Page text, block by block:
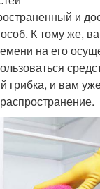
и
К тому же,
на его
грибка, и вам